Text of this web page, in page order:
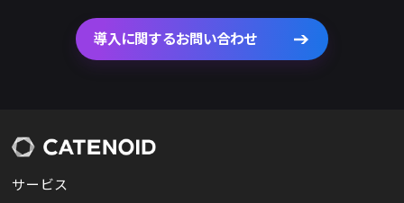
導入に関するお問い合わせ
サービス